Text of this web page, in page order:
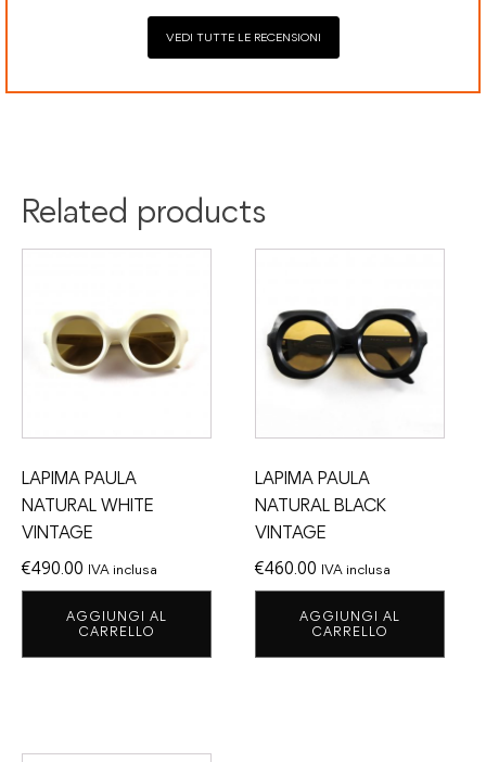
VEDI TUTTE LE RECENSIONI
Related products
LAPIMA PAULA
NATURAL WHITE
VINTAGE
€490.00 IVA inclusa
AGGIUNGI AL
CARRELLO
LAPIMA PAULA
NATURAL BLACK
VINTAGE
€460.00 IVA inclusa
AGGIUNGI AL
CARRELLO